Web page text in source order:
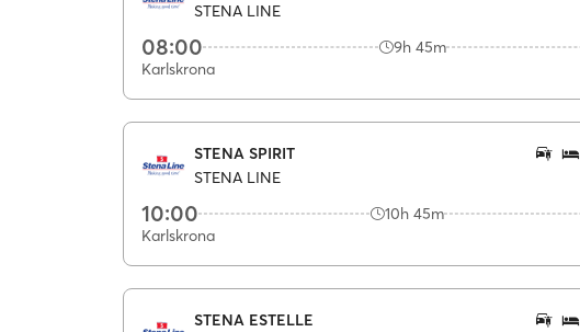
STENA LINE
08:00 9h 45m
Karlskrona
STENA SPIRIT
STENA LINE
10:00 10h 45m
Karlskrona
STENA ESTELLE